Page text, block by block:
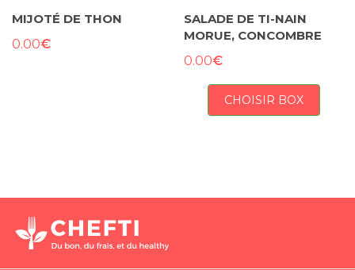
MIJOTÉ DE THON
0.00€
SALADE DE TI-NAIN
MORUE, CONCOMBRE
0.00€
CHOISIR BOX